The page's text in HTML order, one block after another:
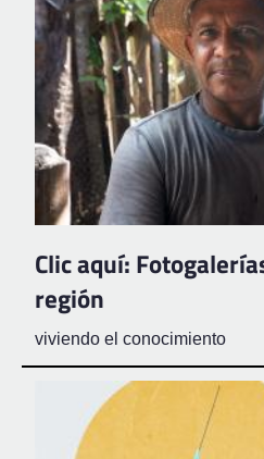
Clic aquí:
región
viviendo el conocimiento